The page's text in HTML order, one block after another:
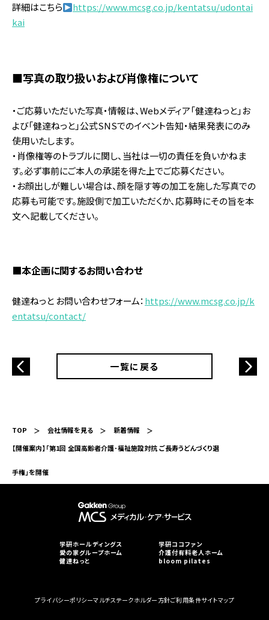
詳細はこちら
https://www.mcsg.co.jp/kentatsu/udontai
kai
■写真の取り扱いおよび肖像権について
・ご応募いただいた写真・情報は、Webメディア「健達ねっと」お
よび「健達ねっと」公式SNSでのイベント告知・結果発表にのみ
使用いたします。
・肖像権等のトラブルに関し、当社は一切の責任を負いかねま
す。必ず事前にご本人の承諾を得た上でご応募ください。
・お顔出しが難しい場合は、顔を隠す等の加工を施した写真での
応募も可能です。施設側で加工いただくか、応募時にその旨を本
文へ記載してください。
■本企画に関するお問い合わせ
健達ねっと お問い合わせフォーム： https://www.mcsg.co.jp/k
entatsu/contact/
一覧に戻る
TOP 会社情報を見る
新着情報
【開催案内】「第1回 全国高齢者介護･福祉施設対抗 ご長寿うどんづくり選
手権」を開催
学研ホールディングス
学研ココファン
愛の家グループホーム
介護付有料老人ホーム
健達ねっと
bloom pilates
プライバシーポリシーマルチステークホルダー方針ご利用条件サイトマップ